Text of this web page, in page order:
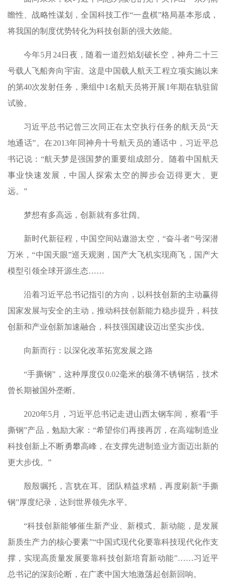
瞻性、战略性谋划，全国科技工作“一盘棋”格局基本形成，
将我国的制度优势转化为科技创新的强大效能。
今年5月24日夜，随着一道烈焰划破长空，神舟二十三
号载人飞船奔向宇宙。这是中国载人航天工程立项实施以来
的第40次发射任务，乘组中1名航天员将开展1年期在轨驻留
试验。
习近平总书记曾三次同正在太空执行任务的航天员“天
地通话”。在2013年同神舟十号航天员的通话中，习近平总
书记说：“航天梦是强国梦的重要组成部分。随着中国航天
事业快速发展，中国人探索太空的脚步会迈得更大、更
远。”
梦想有多高远，创新就有多壮阔。
新时代新征程，中国空间站遨游太空，“奋斗者”号深潜
万米，“中国天眼”巡天观测，国产大飞机实现商飞，国产大
模型引领全球开源生态……
沿着习近平总书记指引的方向，以科技创新的主动赢得
国家发展与安全的主动，推动科技创新能力稳步提升，科技
创新和产业创新加速融合，科技强国建设迈出坚实步伐。
向新而行：以深化改革拓宽发展之路
“手撕钢”，这种厚度仅0.02毫米的极薄不锈钢箔，技术
曾长期被国外垄断。
2020年5月，习近平总书记走进山西太钢车间，察看“手
撕钢”产品，勉励大家：“希望你们再接再厉，在高端制造业
科技创新上不断勇攀高峰，在支撑先进制造业方面迈出新的
更大步伐。”
殷殷嘱托，言犹在耳。团队精益求精，再度刷新“手撕
钢”厚度纪录，达到世界领先水平。
“科技创新能够催生新产业、新模式、新动能，是发展
新质生产力的核心要素”“中国式现代化要靠科技现代化作支
撑，实现高质量发展要靠科技创新培育新动能”……习近平
总书记的深刻论断，在广袤中国大地激荡起创新回响。